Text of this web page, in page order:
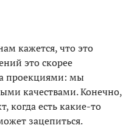
кажется, что это
это скорее
проекциями: мы
качествами. Конечно,
когда есть какие-то
зацепиться.